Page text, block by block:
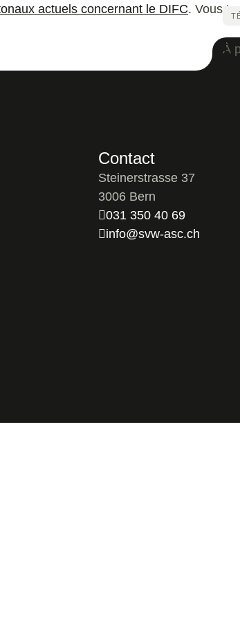
À
actuels concernant le DIFC. Vous
Contact
Steinerstrasse 37
3006 Bern
031 350 40 69
info@svw-asc.ch